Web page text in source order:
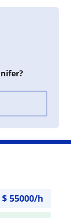
$ 55000/h